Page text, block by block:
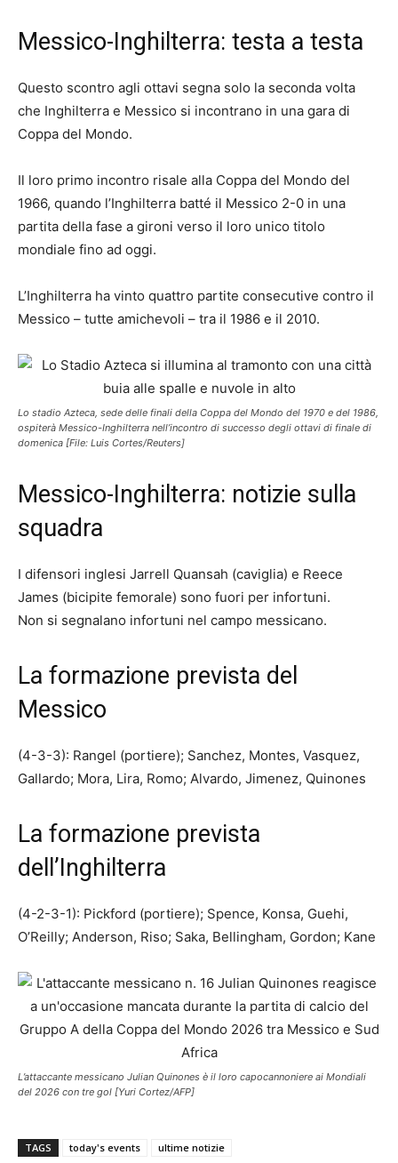
Messico-Inghilterra: testa a testa
Questo scontro agli ottavi segna solo la seconda volta
che Inghilterra e Messico si incontrano in una gara di
Coppa del Mondo.
Il loro primo incontro risale alla Coppa del Mondo del
1966, quando l’Inghilterra batté il Messico 2-0 in una
partita della fase a gironi verso il loro unico titolo
mondiale fino ad oggi.
L’Inghilterra ha vinto quattro partite consecutive contro il
Messico – tutte amichevoli – tra il 1986 e il 2010.
Lo stadio Azteca, sede delle finali della Coppa del Mondo del 1970 e del 1986,
ospiterà Messico-Inghilterra nell’incontro di successo degli ottavi di finale di
domenica [File: Luis Cortes/Reuters]
Messico-Inghilterra: notizie sulla
squadra
I difensori inglesi Jarrell Quansah (caviglia) e Reece
James (bicipite femorale) sono fuori per infortuni.
Non si segnalano infortuni nel campo messicano.
La formazione prevista del
Messico
(4-3-3): Rangel (portiere); Sanchez, Montes, Vasquez,
Gallardo; Mora, Lira, Romo; Alvardo, Jimenez, Quinones
La formazione prevista
dell’Inghilterra
(4-2-3-1): Pickford (portiere); Spence, Konsa, Guehi,
O’Reilly; Anderson, Riso; Saka, Bellingham, Gordon; Kane
L’attaccante messicano Julian Quinones è il loro capocannoniere ai Mondiali
del 2026 con tre gol [Yuri Cortez/AFP]
TAGS today's events ultime notizie